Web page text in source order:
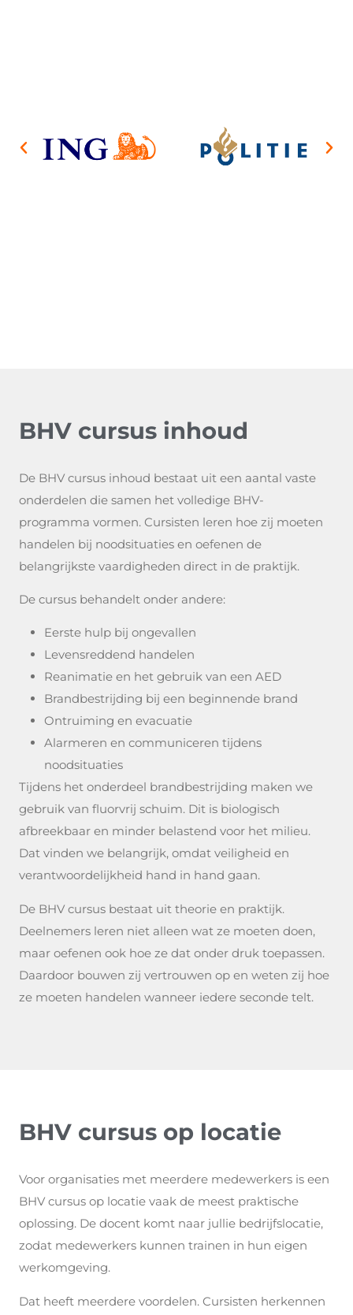
BHV cursus inhoud
De BHV cursus inhoud bestaat uit een aantal vaste
onderdelen die samen het volledige BHV-
programma vormen. Cursisten leren hoe zij moeten
handelen bij noodsituaties en oefenen de
belangrijkste vaardigheden direct in de praktijk.
De cursus behandelt onder andere:
Eerste hulp bij ongevallen
Levensreddend handelen
Reanimatie en het gebruik van een AED
Brandbestrijding bij een beginnende brand
Ontruiming en evacuatie
Alarmeren en communiceren tijdens
noodsituaties
Tijdens het onderdeel brandbestrijding maken we
gebruik van fluorvrij schuim. Dit is biologisch
afbreekbaar en minder belastend voor het milieu.
Dat vinden we belangrijk, omdat veiligheid en
verantwoordelijkheid hand in hand gaan.
De BHV cursus bestaat uit theorie en praktijk.
Deelnemers leren niet alleen wat ze moeten doen,
maar oefenen ook hoe ze dat onder druk toepassen.
Daardoor bouwen zij vertrouwen op en weten zij hoe
ze moeten handelen wanneer iedere seconde telt.
BHV cursus op locatie
Voor organisaties met meerdere medewerkers is een
BHV cursus op locatie vaak de meest praktische
oplossing. De docent komt naar jullie bedrijfslocatie,
zodat medewerkers kunnen trainen in hun eigen
werkomgeving.
Dat heeft meerdere voordelen. Cursisten herkennen